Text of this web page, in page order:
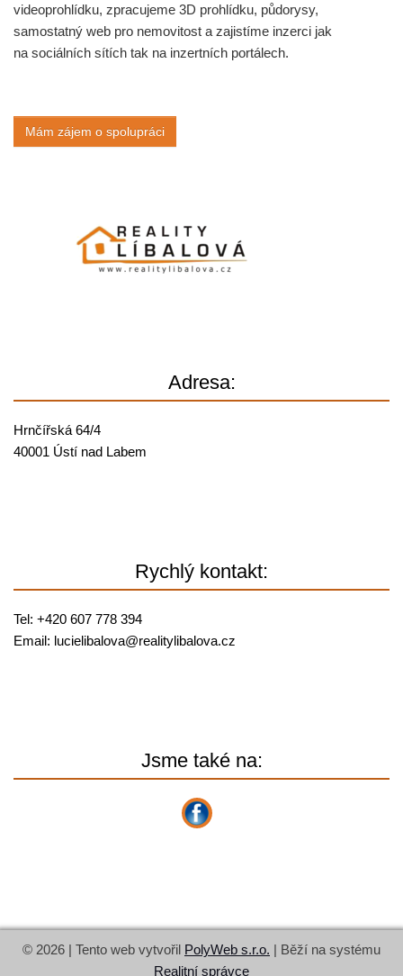
videoprohlídku, zpracujeme 3D prohlídku, půdorysy,
samostatný web pro nemovitost a zajistíme inzerci jak
na sociálních sítích tak na inzertních portálech.
Mám zájem o spolupráci
Adresa:
Hrnčířská 64/4
40001 Ústí nad Labem
Rychlý kontakt:
Tel: +420 607 778 394
Email: lucielibalova@realitylibalova.cz
Jsme také na:
© 2026 | Tento web vytvořil PolyWeb s.r.o. | Běží na systému
Realitní správce